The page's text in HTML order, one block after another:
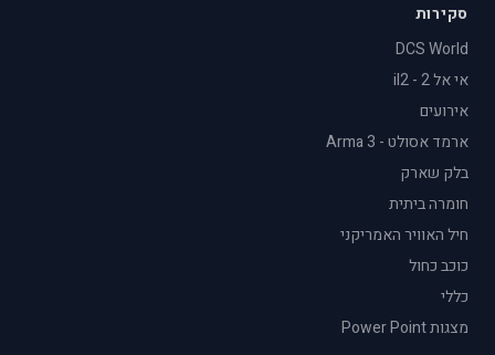
סקירות
DCS World
אי אל 2 - il2
אירועים
ארמד אסולט - Arma 3
בלק שארק
חומרה ביתית
חיל האוויר האמריקני
כוכב כחול
כללי
מצגות Power Point